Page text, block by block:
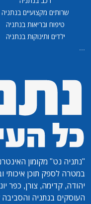
שרותים מקצועיים בנתניה
טיפוח ובריאות בנתניה
ילדים ותינוקות בנתניה
...
"נתניה נט" מקומון
במטרה לספק תוכן איכותי
יהודה, קדימה, צורן, כפר
העוסקים בנתניה והסביבה